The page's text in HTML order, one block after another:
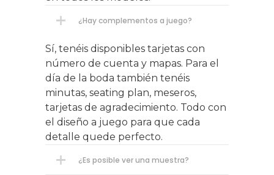
¿Hay complementos a juego?
Sí, tenéis disponibles tarjetas con
número de cuenta y mapas. Para el
día de la boda también tenéis
minutas, seating plan, meseros,
tarjetas de agradecimiento. Todo con
el diseño a juego para que cada
detalle quede perfecto.
¿Es posible ver una muestra?